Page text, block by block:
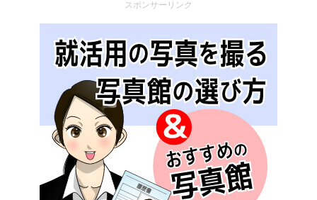
スポンサーリンク